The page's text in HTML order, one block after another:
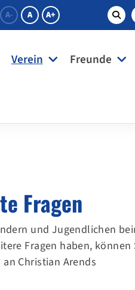
A- A A+
Verein Freunde
Fragen
und Jugendlichen
Fragen haben, können
Christian Arends